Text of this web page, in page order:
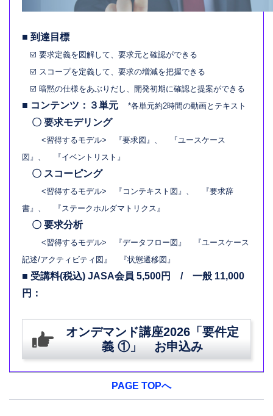
■ 到達目標
☑️ 要求定義を図解して、要求元と確認ができる
☑️ スコープを定義して、要求の増減を把握できる
☑️ 暗黙の仕様をあぶりだし、開発初期に確認と提案ができる
■ コンテンツ：３単元 *各単元約2時間の動画とテキスト
〇 要求モデリング
<習得するモデル> 『要求図』、 『ユースケース
図』、 『イベントリスト』
〇 スコーピング
<習得するモデル> 『コンテキスト図』、 『要求辞
書』、 『ステークホルダマトリクス』
〇 要求分析
<習得するモデル> 『データフロー図』 『ユースケース
記述/アクティビティ図』 『状態遷移図』
■ 受講料(税込) JASA会員 5,500円 / 一般 11,000
円：
オンデマンド講座2026「要件定
義 ①」 お申込み
PAGE TOPへ